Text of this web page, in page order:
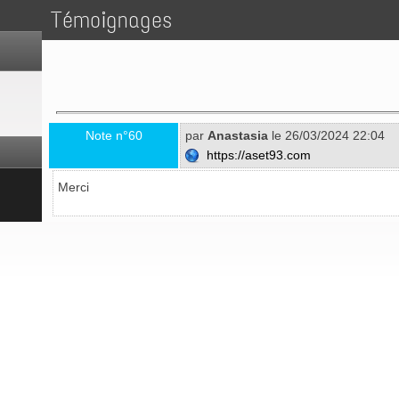
Témoignages
Note n°60 par Anastasia le 26/03/2024 22:04
https://aset93.com
Merci